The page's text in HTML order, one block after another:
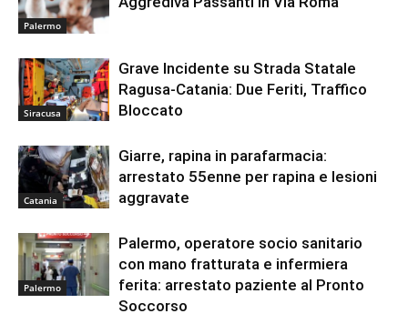
Palermo
Siracusa
Grave Incidente su Strada Statale
Ragusa-Catania: Due Feriti, Traffico
Bloccato
Catania
Giarre, rapina in parafarmacia:
arrestato 55enne per rapina e lesioni
aggravate
Palermo
Palermo, operatore socio sanitario
con mano fratturata e infermiera
ferita: arrestato paziente al Pronto
Soccorso